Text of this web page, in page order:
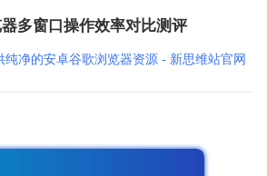
多窗口操作效率对比测评
纯净的安卓谷歌浏览器资源 - 新思维站官网